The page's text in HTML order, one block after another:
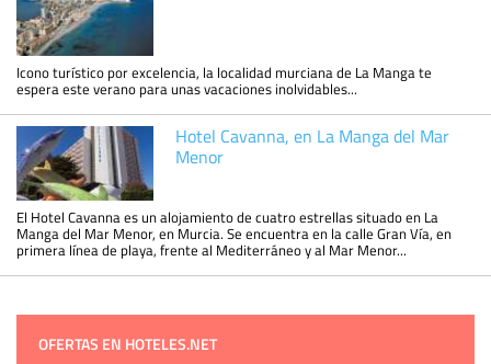
Icono turístico por excelencia, la localidad murciana de La Manga te
espera este verano para unas vacaciones inolvidables...
Hotel Cavanna, en La Manga del Mar
Menor
El Hotel Cavanna es un alojamiento de cuatro estrellas situado en La
Manga del Mar Menor, en Murcia. Se encuentra en la calle Gran Vía, en
primera línea de playa, frente al Mediterráneo y al Mar Menor...
OFERTAS EN HOTELES.NET